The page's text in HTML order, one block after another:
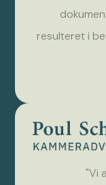
resulteret i
"Vi